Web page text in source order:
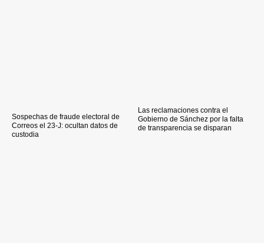
Sospechas de fraude electoral de
Correos el 23-J: ocultan datos de
custodia
Las reclamaciones contra el
Gobierno de Sánchez por la falta
de transparencia se disparan